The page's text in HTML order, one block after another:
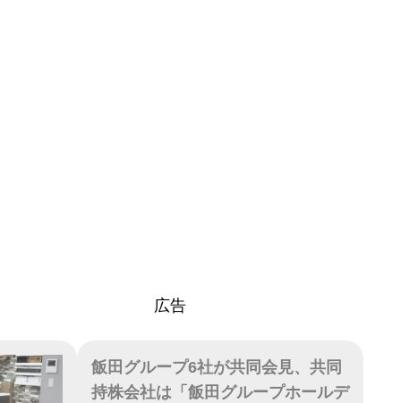
広告
飯田グループ6社が共同会見、共同
持株会社は「飯田グループホールデ